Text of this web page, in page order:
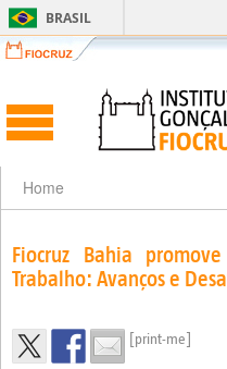
BRASIL
Home
Fiocruz Bahia
Trabalho: Avanços e
[print-me]